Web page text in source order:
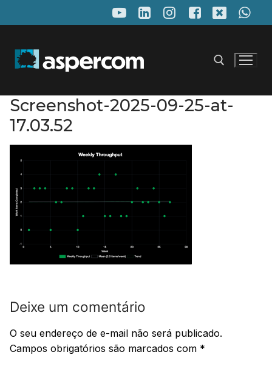
para
conteúdo
Pesquisar por:
Screenshot-2025-09-25-at-
17.03.52
Deixe um comentário
O seu endereço de e-mail não será publicado.
Campos obrigatórios são marcados com *